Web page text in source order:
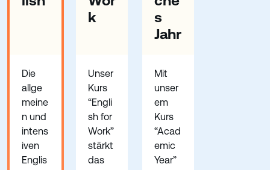
Die
allge
meine
n und
intens
iven
Englis
k
Unser
Kurs
“Engli
sh for
Work”
stärkt
das
s
Jahr
Mit
unser
em
Kurs
“Acad
emic
Year”